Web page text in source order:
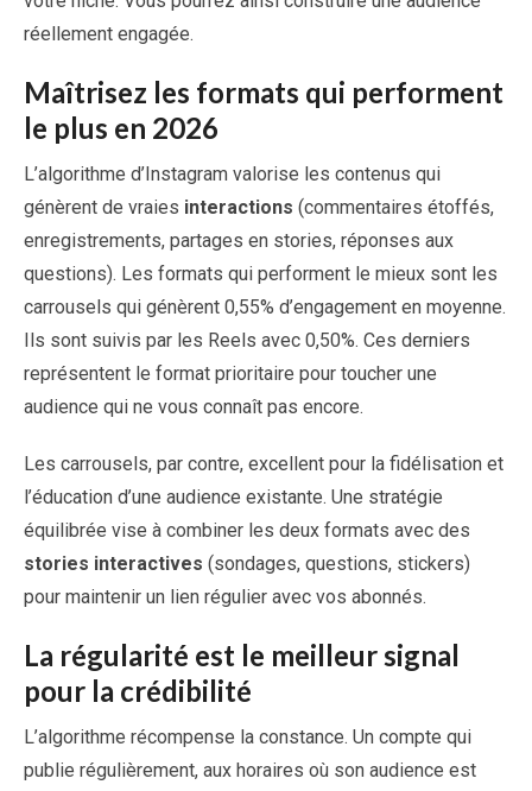
réellement engagée.
Maîtrisez les formats qui performent
le plus en 2026
L’algorithme d’Instagram valorise les contenus qui
génèrent de vraies interactions (commentaires étoffés,
enregistrements, partages en stories, réponses aux
questions). Les formats qui performent le mieux sont les
carrousels qui génèrent 0,55% d’engagement en moyenne.
Ils sont suivis par les Reels avec 0,50%. Ces derniers
représentent le format prioritaire pour toucher une
audience qui ne vous connaît pas encore.
Les carrousels, par contre, excellent pour la fidélisation et
l’éducation d’une audience existante. Une stratégie
équilibrée vise à combiner les deux formats avec des
stories interactives (sondages, questions, stickers)
pour maintenir un lien régulier avec vos abonnés.
La régularité est le meilleur signal
pour la crédibilité
L’algorithme récompense la constance. Un compte qui
publie régulièrement, aux horaires où son audience est